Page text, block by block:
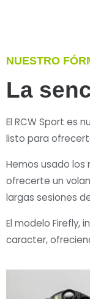
NUESTRO
La
El RCW Sport es
listo para
Hemos usado
ofrecerte un
largas sesiones
El modelo Firefly,
caracter,